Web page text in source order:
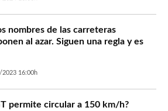
nombres de las carreteras
al azar. Siguen una regla y es
2023 16:00h
permite circular a 150 km/h?